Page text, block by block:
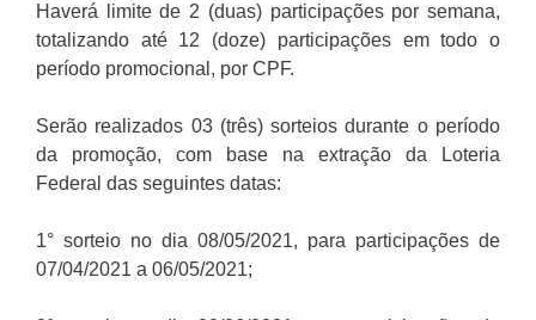
Haverá limite de 2 (duas) participações por semana,
totalizando até 12 (doze) participações em todo o
período promocional, por CPF.
Serão realizados 03 (três) sorteios durante o período
da promoção, com base na extração da Loteria
Federal das seguintes datas:
1° sorteio no dia 08/05/2021, para participações de
07/04/2021 a 06/05/2021;